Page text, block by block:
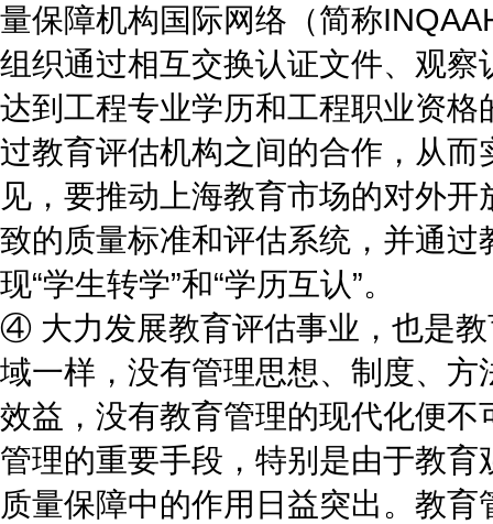
量保障机构国际网络（简称
组织通过相互交换认证文件、观
达到工程专业学历和工程职业资
过教育评估机构之间的合作，从而
见，要推动上海教育市场的对外
致的质量标准和评估系统，并通过
现“学生转学”和“学历互认”。
④ 大力发展教育评估事业，也是
域一样，没有管理思想、制度、
效益，没有教育管理的现代化便
管理的重要手段，特别是由于教
质量保障中的作用日益突出。教